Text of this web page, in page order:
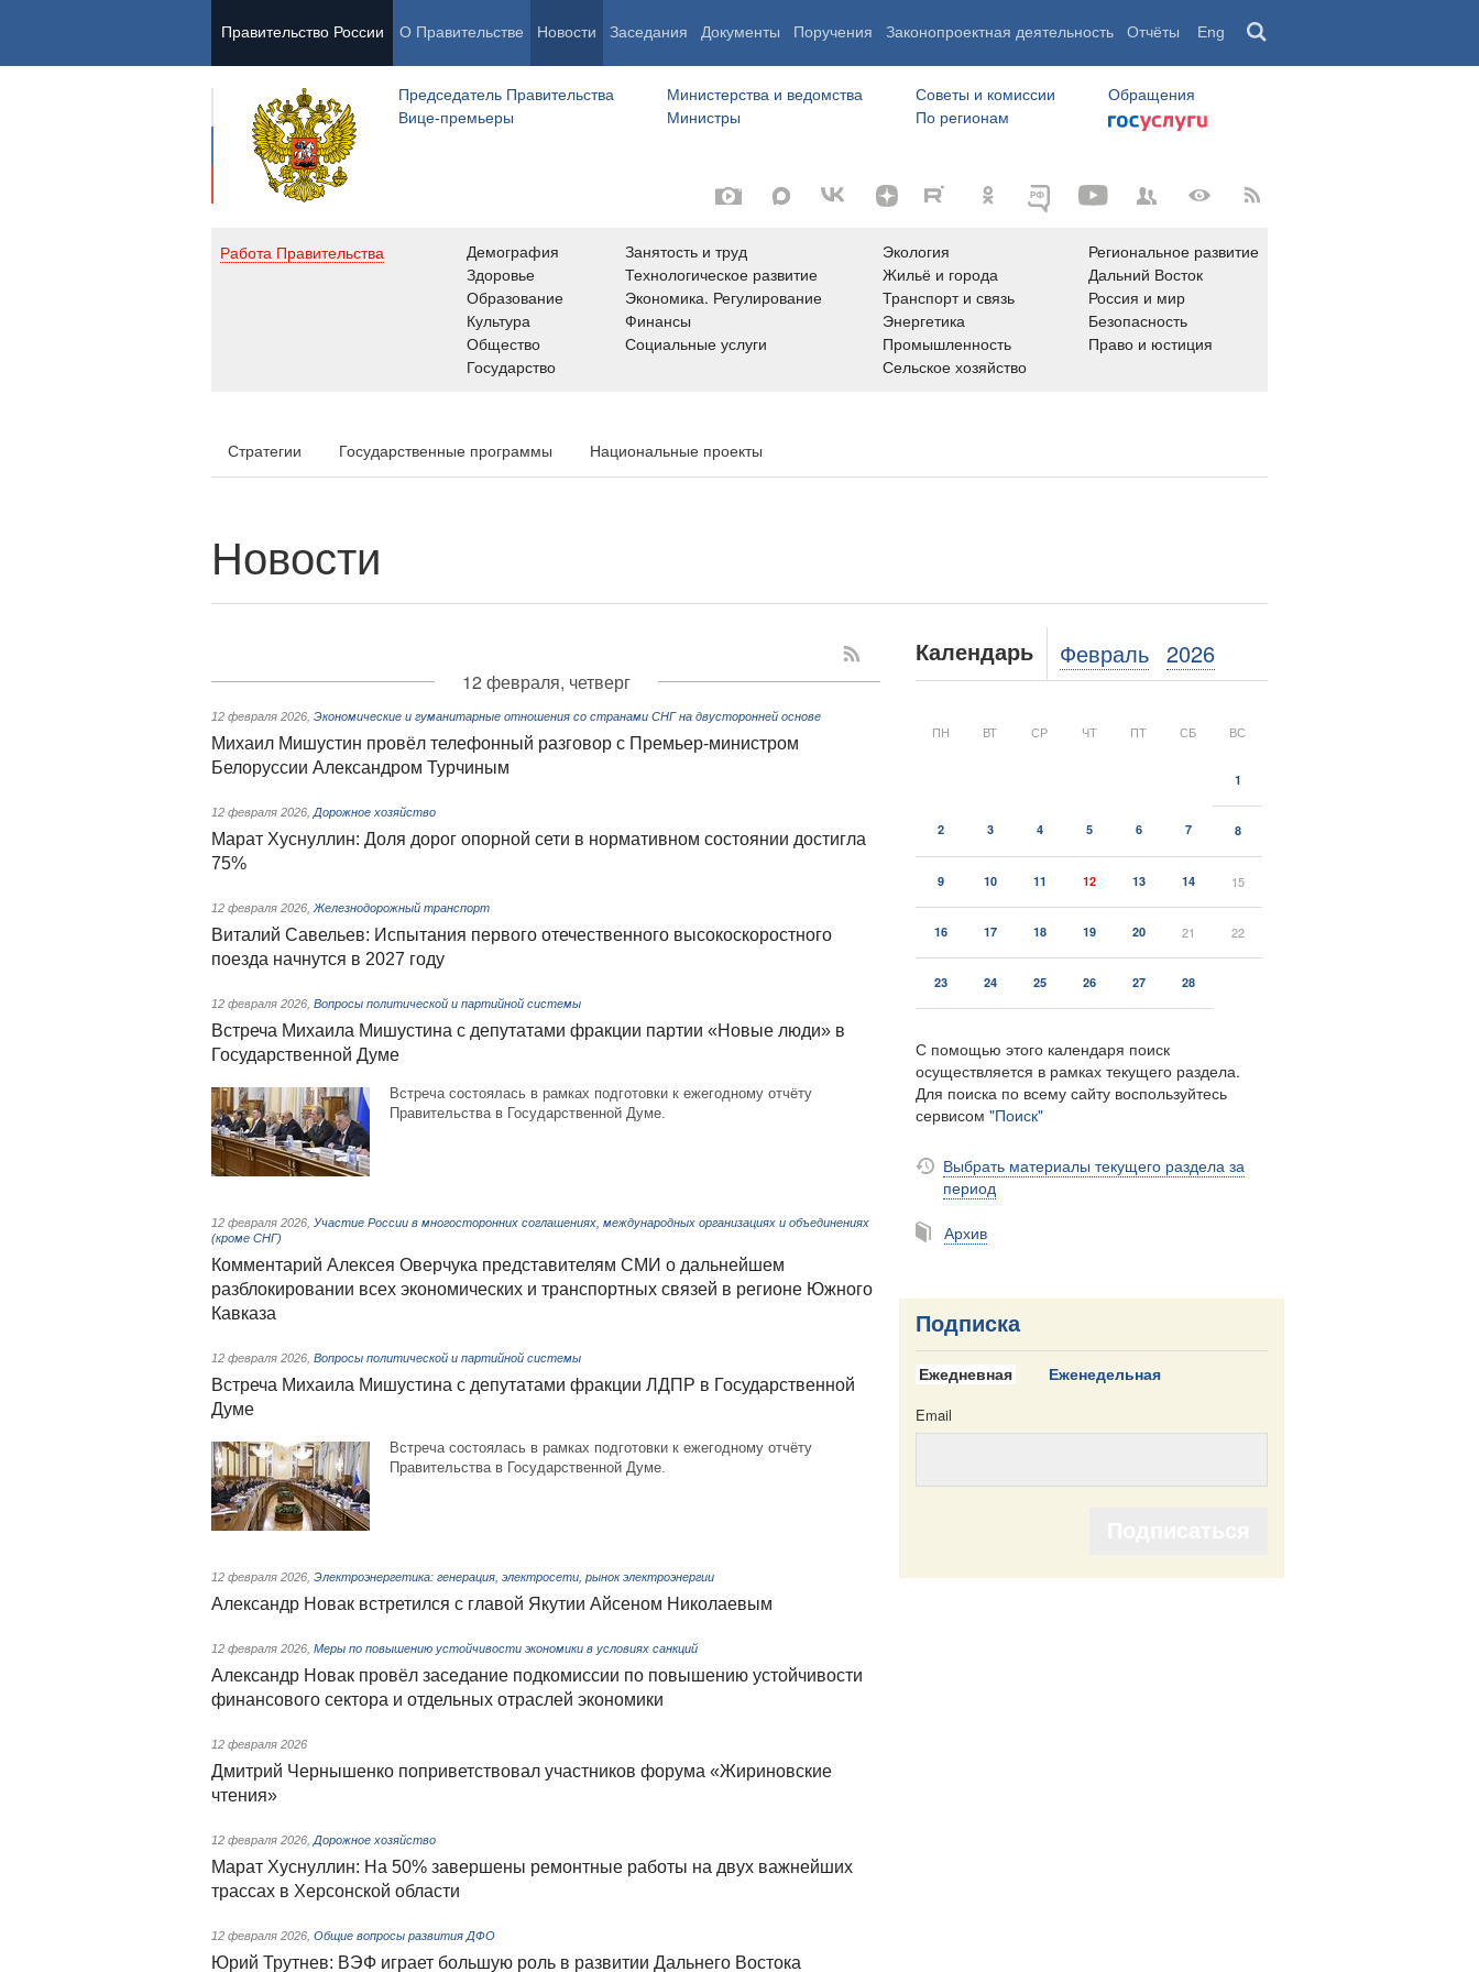
Правительство России О Правительстве Новости Заседания Документы Поручения Законопроектная деятельность Отчёты Eng
Председатель Правительства
Вице-премьеры
Министерства и ведомства
Министры
Советы и комиссии
По регионам
Обращения
Работа Правительства
Демография
Здоровье
Образование
Культура
Общество
Государство
Занятость и труд
Технологическое развитие
Экономика. Регулирование
Финансы
Социальные услуги
Экология
Жильё и города
Транспорт и связь
Энергетика
Промышленность
Сельское хозяйство
Региональное развитие
Дальний Восток
Россия и мир
Безопасность
Право и юстиция
Стратегии Государственные программы Национальные проекты
Новости
12 февраля, четверг
12 февраля 2026 Экономические и гуманитарные отношения со странами СНГ на двусторонней основе
Михаил Мишустин провёл телефонный разговор с Премьер-министром
Белоруссии Александром Турчиным
12 февраля 2026 Дорожное хозяйство
Марат Хуснуллин: Доля дорог опорной сети в нормативном состоянии достигла
75%
12 февраля 2026 Железнодорожный транспорт
Виталий Савельев: Испытания первого отечественного высокоскоростного
поезда начнутся в 2027 году
12 февраля 2026 Вопросы политической и партийной системы
Встреча Михаила Мишустина с депутатами фракции партии «Новые люди» в
Государственной Думе
Встреча состоялась в рамках подготовки к ежегодному отчёту
Правительства в Государственной Думе.
12 февраля 2026 Участие России в многосторонних соглашениях, международных организациях и объединениях
(кроме СНГ)
Комментарий Алексея Оверчука представителям СМИ о дальнейшем
разблокировании всех экономических и транспортных связей в регионе Южного
Кавказа
12 февраля 2026 Вопросы политической и партийной системы
Встреча Михаила Мишустина с депутатами фракции ЛДПР в Государственной
Думе
Встреча состоялась в рамках подготовки к ежегодному отчёту
Правительства в Государственной Думе.
12 февраля 2026 Электроэнергетика: генерация, электросети, рынок электроэнергии
Александр Новак встретился с главой Якутии Айсеном Николаевым
12 февраля 2026 Меры по повышению устойчивости экономики в условиях санкций
Александр Новак провёл заседание подкомиссии по повышению устойчивости
финансового сектора и отдельных отраслей экономики
12 февраля 2026
Дмитрий Чернышенко поприветствовал участников форума «Жириновские
чтения»
12 февраля 2026 Дорожное хозяйство
Марат Хуснуллин: На 50% завершены ремонтные работы на двух важнейших
трассах в Херсонской области
12 февраля 2026 Общие вопросы развития ДФО
Юрий Трутнев: ВЭФ играет большую роль в развитии Дальнего Востока
Календарь Февраль 2026
ПН ВТ СР ЧТ ПТ СБ ВС
1
2 3 4 5 6 7 8
9 10 11 12 13 14 15
16 17 18 19 20 21 22
23 24 25 26 27 28
С помощью этого календаря поиск
осуществляется в рамках текущего раздела.
Для поиска по всему сайту воспользуйтесь
сервисом "Поиск"
Выбрать материалы текущего раздела за
период
Архив
Подписка
Ежедневная Еженедельная
Email